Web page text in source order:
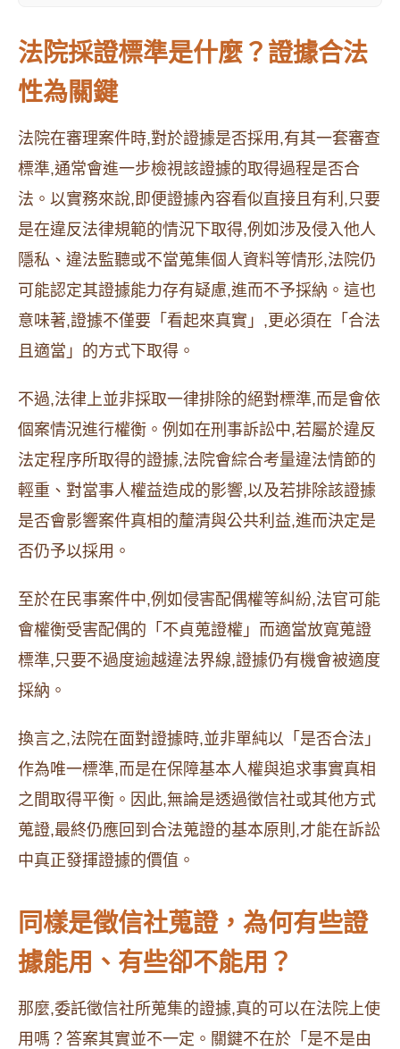
法院採證標準是什麼？證據合法
性為關鍵
法院在審理案件時,對於證據是否採用,有其一套審查
標準,通常會進一步檢視該證據的取得過程是否合
法。以實務來說,即便證據內容看似直接且有利,只要
是在違反法律規範的情況下取得,例如涉及侵入他人
隱私、違法監聽或不當蒐集個人資料等情形,法院仍
可能認定其證據能力存有疑慮,進而不予採納。這也
意味著,證據不僅要「看起來真實」,更必須在「合法
且適當」的方式下取得。
不過,法律上並非採取一律排除的絕對標準,而是會依
個案情況進行權衡。例如在刑事訴訟中,若屬於違反
法定程序所取得的證據,法院會綜合考量違法情節的
輕重、對當事人權益造成的影響,以及若排除該證據
是否會影響案件真相的釐清與公共利益,進而決定是
否仍予以採用。
至於在民事案件中,例如侵害配偶權等糾紛,法官可能
會權衡受害配偶的「不貞蒐證權」而適當放寬蒐證
標準,只要不過度逾越違法界線,證據仍有機會被適度
採納。
換言之,法院在面對證據時,並非單純以「是否合法」
作為唯一標準,而是在保障基本人權與追求事實真相
之間取得平衡。因此,無論是透過徵信社或其他方式
蒐證,最終仍應回到合法蒐證的基本原則,才能在訴訟
中真正發揮證據的價值。
同樣是徵信社蒐證，為何有些證
據能用、有些卻不能用？
那麼,委託徵信社所蒐集的證據,真的可以在法院上使
用嗎？答案其實並不一定。關鍵不在於「是不是由